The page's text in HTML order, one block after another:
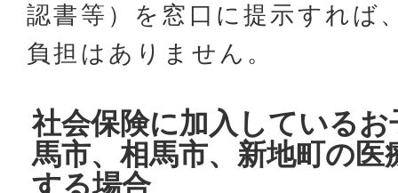
認書等）を窓口に提示すれば
負担はありません。
社会保険に加入している
馬市、相馬市、新地町の医
する場合